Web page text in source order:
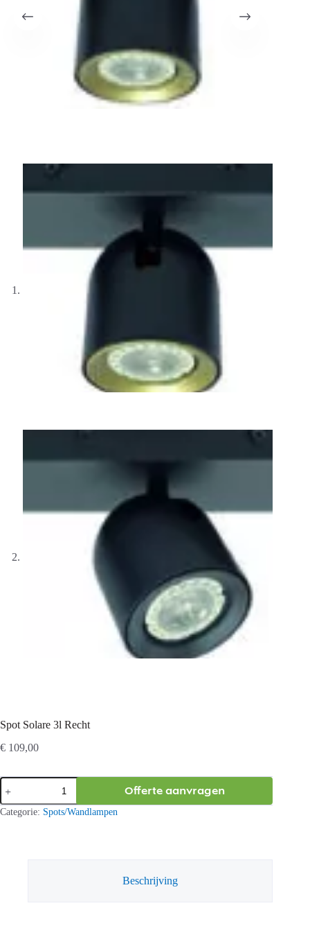
Spot Solare 3l Recht
€ 109,00
Spot
Solare
3l
Recht
Offerte aanvragen
Categorie: Spots/Wandlampen
Beschrijving